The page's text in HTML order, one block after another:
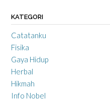
KATEGORI
Catatanku
Fisika
Gaya Hidup
Herbal
Hikmah
Info Nobel